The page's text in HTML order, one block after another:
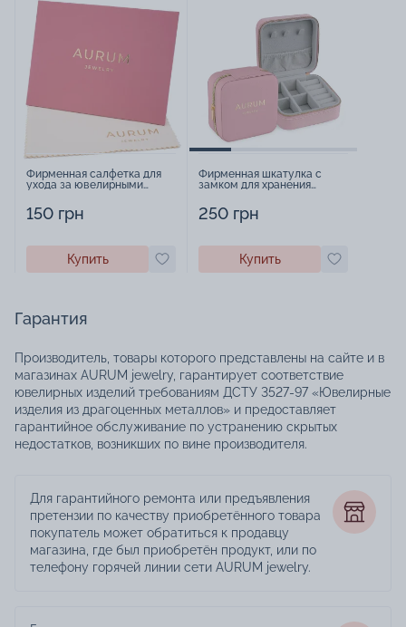
Фирменная салфетка для
ухода за ювелирными
150 грн
Купить
Фирменная шкатулка с
замком для хранения
250 грн
Купить
Гарантия
Производитель, товары которого представлены на сайте и в
магазинах AURUM jewelry, гарантирует соответствие
ювелирных изделий требованиям ДСТУ 3527-97 «Ювелирные
изделия из драгоценных металлов» и предоставляет
гарантийное обслуживание по устранению скрытых
недостатков, возникших по вине производителя.
Для гарантийного ремонта или предъявления
претензии по качеству приобретённого товара
покупатель может обратиться к продавцу
магазина, где был приобретён продукт, или по
телефону горячей линии сети AURUM jewelry.